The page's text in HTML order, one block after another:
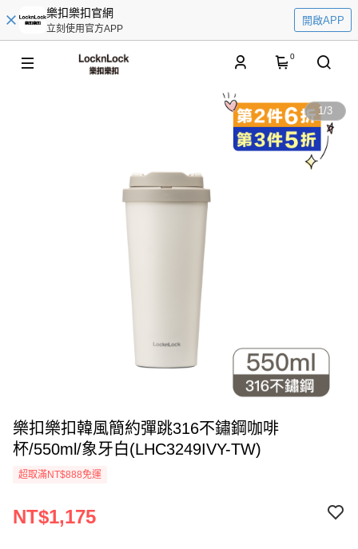
樂扣樂扣官網
立刻使用官方APP
開啟APP
0
1/3
樂扣樂扣韓風簡約彈跳316不鏽鋼咖啡
杯/550ml/象牙白(LHC3249IVY-TW)
超取滿NT$888免運
NT$1,175